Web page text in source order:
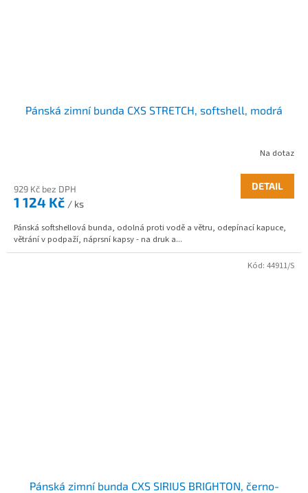
Pánská zimní bunda CXS STRETCH, softshell, modrá
Na dotaz
929 Kč bez DPH
1 124 Kč / ks
DETAIL
Pánská softshellová bunda, odolná proti vodě a větru, odepínací kapuce,
větrání v podpaží, náprsní kapsy - na druk a...
Pánská zimní bunda CXS SIRIUS BRIGHTON, černo-
Kód: 44911/S